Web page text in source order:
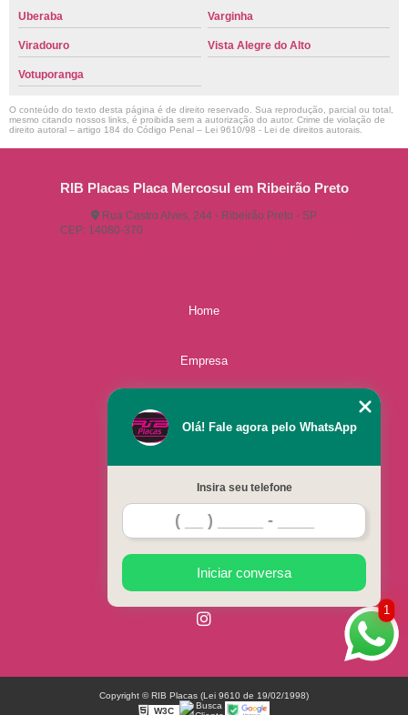
Uberaba Varginha
Viradouro Vista Alegre do Alto
Votuporanga
O conteúdo do texto desta página é de direito reservado. Sua reprodução, parcial ou total,
mesmo citando nossos links, é proibida sem a autorização do autor. Crime de violação de
direito autoral – artigo 184 do Código Penal – Lei 9610/98 - Lei de direitos autorais
RIB Placas Placa Mercosul em Ribeirão Preto
Rua Castro Alves, 244 - Ribeirão Preto - SP
CEP: 14080-370
Home
Empresa
Contato
1
Olá! Fale agora pelo WhatsApp
Insira seu telefone
Iniciar conversa
Copyright © RIB Placas (Lei 9610 de 19/02/1998)
W3C